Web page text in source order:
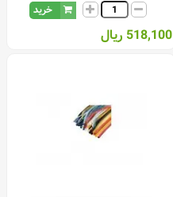
خرید
518,100 ریال